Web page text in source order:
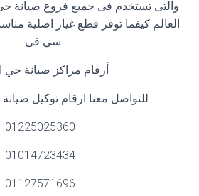
والتى تستخدم فى جميع فروع
العالم كيفما توفر قطع غيار اصلية
سي فى .
أرقام مراكز صيانة
للتواصل معنا ارقام توكيل
01225025360
01014723434
01127571696